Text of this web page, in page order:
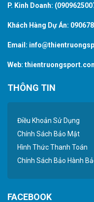
P. Kinh Doanh:
Khách Hàng Dự Án:
Email:
Web:
THÔNG TIN
Điều Khoản Sử Dụng
Chính Sách Bảo Mật
Hình Thức Thanh Toán
Chính Sách Bảo Hành
FACEBOOK